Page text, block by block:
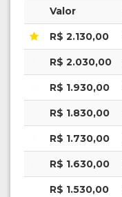
Valor
R$ 2.130,00
R$ 2.030,00
R$ 1.930,00
R$ 1.830,00
R$ 1.730,00
R$ 1.630,00
R$ 1.530,00